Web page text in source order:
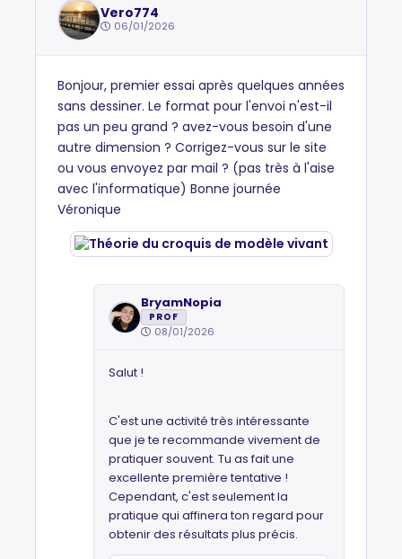
Vero774
06/01/2026
Bonjour, premier essai après quelques années
sans dessiner. Le format pour l'envoi n'est-il
pas un peu grand ? avez-vous besoin d'une
autre dimension ? Corrigez-vous sur le site
ou vous envoyez par mail ? (pas très à l'aise
avec l'informatique) Bonne journée
Véronique
BryamNopia
PROF
08/01/2026
Salut !
C'est une activité très intéressante
que je te recommande vivement de
pratiquer souvent. Tu as fait une
excellente première tentative !
Cependant, c'est seulement la
pratique qui affinera ton regard pour
obtenir des résultats plus précis.